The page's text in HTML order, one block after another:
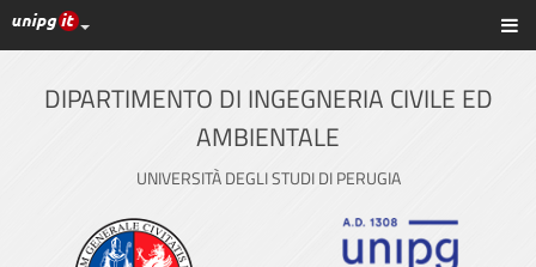
Skip
to
content
UniPG top links
DIPARTIMENTO DI INGEGNERIA CIVILE ED
AMBIENTALE
UNIVERSITÀ DEGLI STUDI DI PERUGIA